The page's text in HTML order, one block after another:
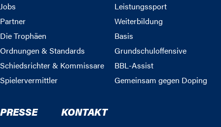
Jobs
Partner
Die Trophäen
Ordnungen & Standards
Schiedsrichter & Kommissare
Spielervermittler
Leistungssport
Weiterbildung
Basis
Grundschuloffensive
BBL-Assist
Gemeinsam gegen Doping
PRESSE KONTAKT